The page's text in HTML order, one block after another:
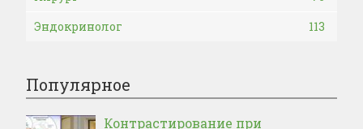
Эндокринолог
113
Популярное
Контрастирование при